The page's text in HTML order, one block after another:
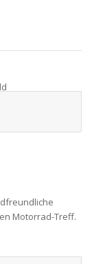
Motorrad-Treff.